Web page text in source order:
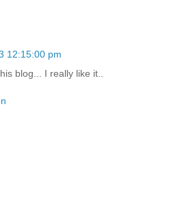
12:15:00 pm
blog... I really like it..